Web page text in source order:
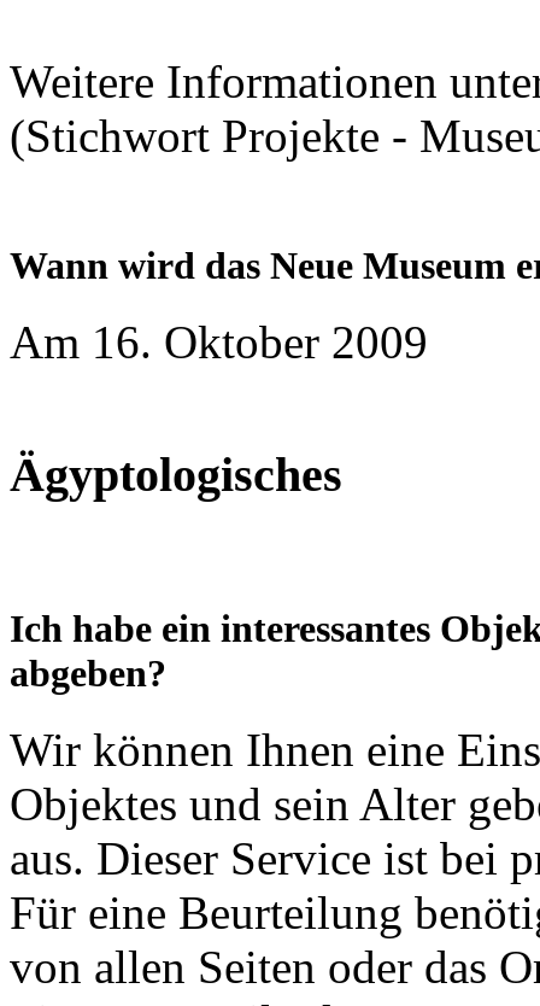
Weitere Informationen
(Stichwort Projekte -
Wann wird das Neue Museum
Am 16. Oktober 2009
Ägyptologisches
Ich habe ein interessantes
abgeben?
Wir können Ihnen eine
Objektes und sein Alter
aus. Dieser Service ist bei
Für eine Beurteilung
von allen Seiten oder das